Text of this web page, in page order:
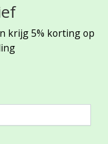
krijg 5% korting op